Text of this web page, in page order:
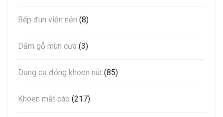
Bếp đun viên nén (8)
Dăm gỗ mùn cưa (3)
Dụng cụ đóng khoen nút (85)
Khoen mắt cáo (217)